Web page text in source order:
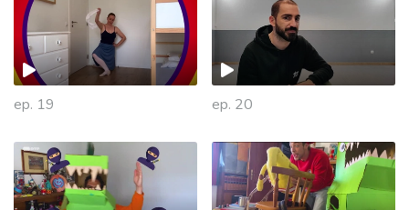
ep. 19 ep. 20